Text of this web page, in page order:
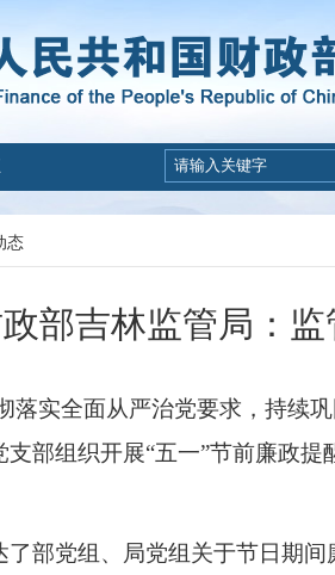
态
部吉林监管局：
落实全面从严治党要求，持续
支部组织开展“五一”节前廉政提
了部党组、局党组关于节日期